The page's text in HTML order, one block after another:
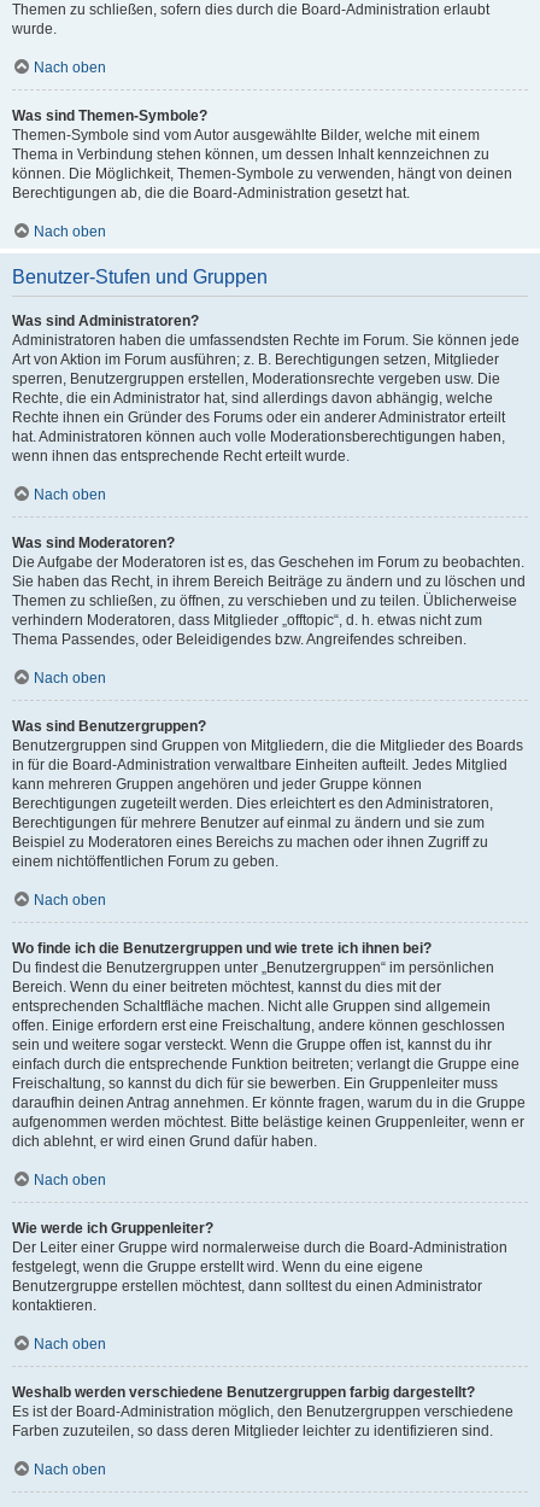
Themen zu schließen, sofern dies durch die Board-Administration erlaubt
wurde.
Nach oben
Was sind Themen-Symbole?
Themen-Symbole sind vom Autor ausgewählte Bilder, welche mit einem
Thema in Verbindung stehen können, um dessen Inhalt kennzeichnen zu
können. Die Möglichkeit, Themen-Symbole zu verwenden, hängt von deinen
Berechtigungen ab, die die Board-Administration gesetzt hat.
Nach oben
Benutzer-Stufen und Gruppen
Was sind Administratoren?
Administratoren haben die umfassendsten Rechte im Forum. Sie können jede
Art von Aktion im Forum ausführen; z. B. Berechtigungen setzen, Mitglieder
sperren, Benutzergruppen erstellen, Moderationsrechte vergeben usw. Die
Rechte, die ein Administrator hat, sind allerdings davon abhängig, welche
Rechte ihnen ein Gründer des Forums oder ein anderer Administrator erteilt
hat. Administratoren können auch volle Moderationsberechtigungen haben,
wenn ihnen das entsprechende Recht erteilt wurde.
Nach oben
Was sind Moderatoren?
Die Aufgabe der Moderatoren ist es, das Geschehen im Forum zu beobachten.
Sie haben das Recht, in ihrem Bereich Beiträge zu ändern und zu löschen und
Themen zu schließen, zu öffnen, zu verschieben und zu teilen. Üblicherweise
verhindern Moderatoren, dass Mitglieder „offtopic“, d. h. etwas nicht zum
Thema Passendes, oder Beleidigendes bzw. Angreifendes schreiben.
Nach oben
Was sind Benutzergruppen?
Benutzergruppen sind Gruppen von Mitgliedern, die die Mitglieder des Boards
in für die Board-Administration verwaltbare Einheiten aufteilt. Jedes Mitglied
kann mehreren Gruppen angehören und jeder Gruppe können
Berechtigungen zugeteilt werden. Dies erleichtert es den Administratoren,
Berechtigungen für mehrere Benutzer auf einmal zu ändern und sie zum
Beispiel zu Moderatoren eines Bereichs zu machen oder ihnen Zugriff zu
einem nichtöffentlichen Forum zu geben.
Nach oben
Wo finde ich die Benutzergruppen und wie trete ich ihnen bei?
Du findest die Benutzergruppen unter „Benutzergruppen“ im persönlichen
Bereich. Wenn du einer beitreten möchtest, kannst du dies mit der
entsprechenden Schaltfläche machen. Nicht alle Gruppen sind allgemein
offen. Einige erfordern erst eine Freischaltung, andere können geschlossen
sein und weitere sogar versteckt. Wenn die Gruppe offen ist, kannst du ihr
einfach durch die entsprechende Funktion beitreten; verlangt die Gruppe eine
Freischaltung, so kannst du dich für sie bewerben. Ein Gruppenleiter muss
daraufhin deinen Antrag annehmen. Er könnte fragen, warum du in die Gruppe
aufgenommen werden möchtest. Bitte belästige keinen Gruppenleiter, wenn er
dich ablehnt, er wird einen Grund dafür haben.
Nach oben
Wie werde ich Gruppenleiter?
Der Leiter einer Gruppe wird normalerweise durch die Board-Administration
festgelegt, wenn die Gruppe erstellt wird. Wenn du eine eigene
Benutzergruppe erstellen möchtest, dann solltest du einen Administrator
kontaktieren.
Nach oben
Weshalb werden verschiedene Benutzergruppen farbig dargestellt?
Es ist der Board-Administration möglich, den Benutzergruppen verschiedene
Farben zuzuteilen, so dass deren Mitglieder leichter zu identifizieren sind.
Nach oben